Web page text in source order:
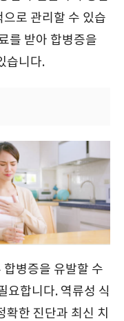
로 관리할 수 있습
를 받아 합병증을
습니다.
병증을 유발할 수
요합니다. 역류성 식
확한 진단과 최신 치